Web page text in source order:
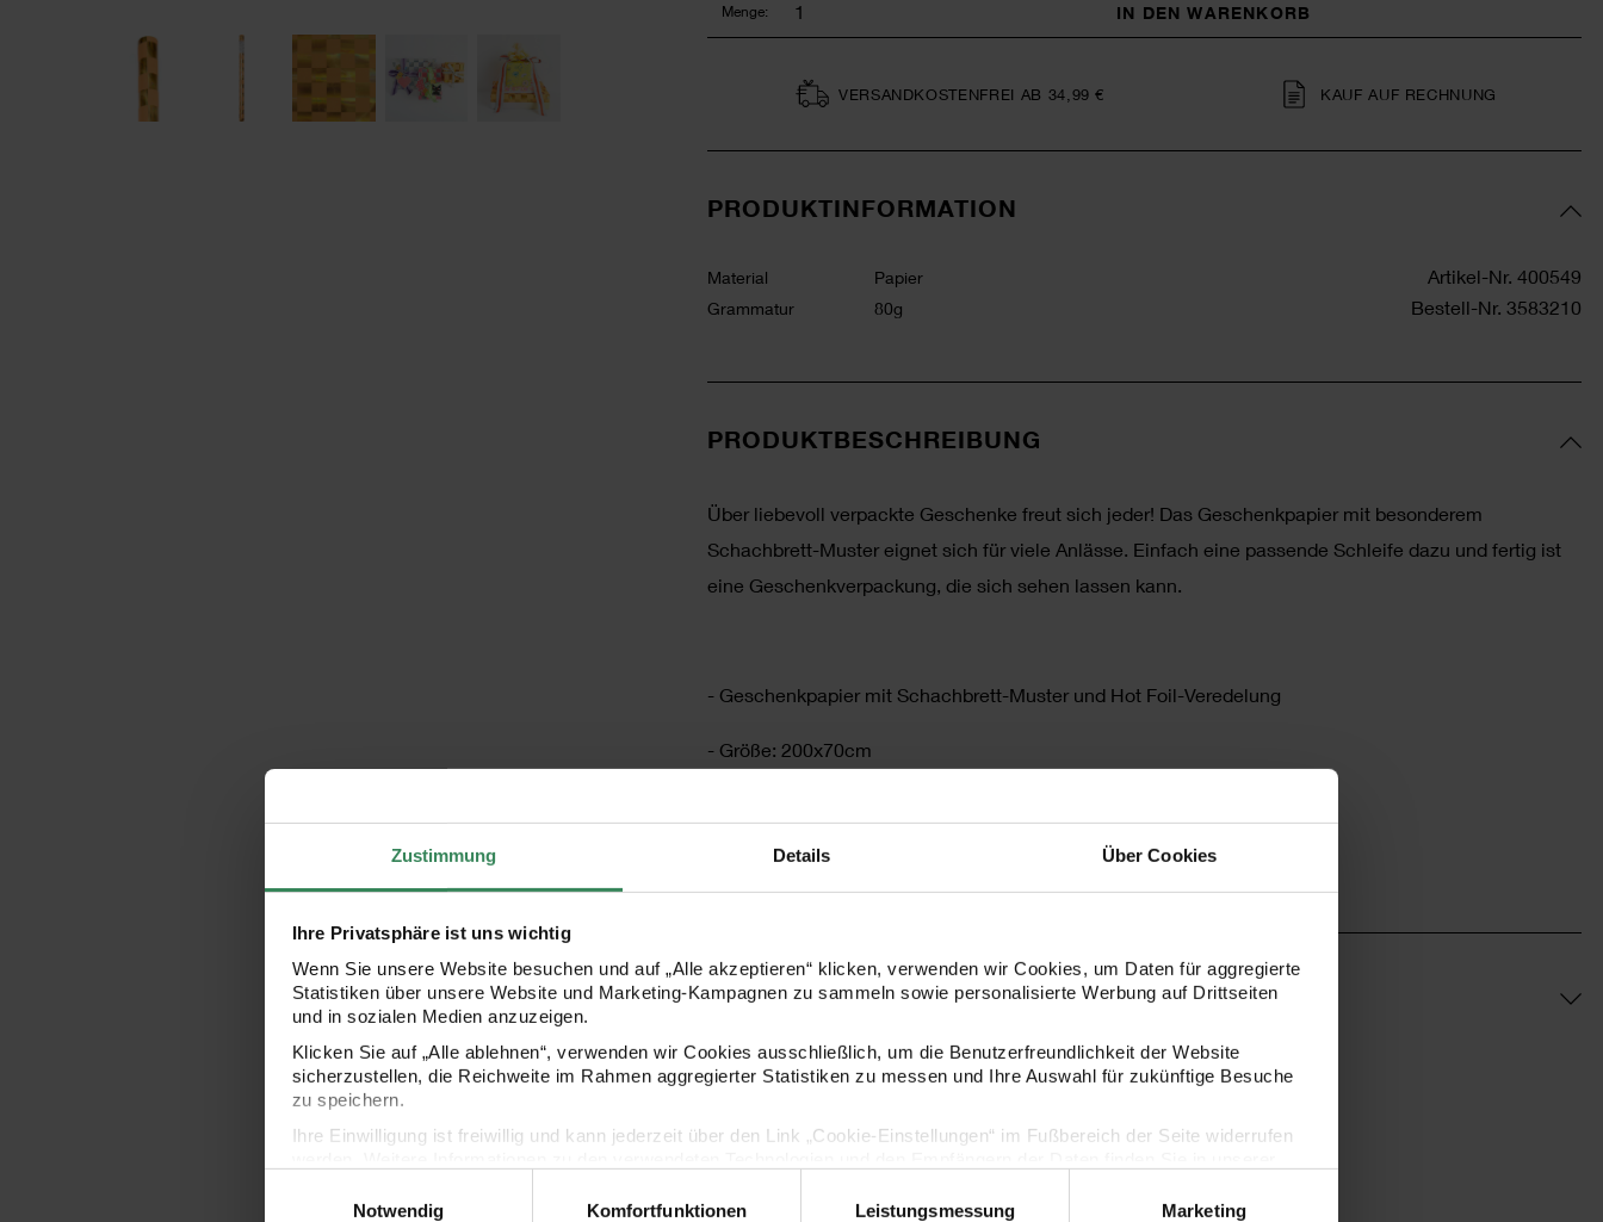
Zustimmung Details Über Cookies
Ihre Privatsphäre ist uns wichtig
Wenn Sie unsere Website besuchen und auf „Alle akzeptieren“ klicken, verwenden wir Cookies, um Daten für aggregierte
Statistiken über unsere Website und Marketing-Kampagnen zu sammeln sowie personalisierte Werbung auf Drittseiten
und in sozialen Medien anzuzeigen.
Klicken Sie auf „Alle ablehnen“, verwenden wir Cookies ausschließlich, um die Benutzerfreundlichkeit der Website
sicherzustellen, die Reichweite im Rahmen aggregierter Statistiken zu messen und Ihre Auswahl für zukünftige Besuche
zu speichern.
Ihre Einwilligung ist freiwillig und kann jederzeit über den Link „Cookie-Einstellungen“ im Fußbereich der Seite widerrufen
Notwendig
Komfortfunktionen Leistungsmessung Marketing
Menge: IN DEN WARENKORB
VERSAND­KOSTEN­FREI AB 34,99 € KAUF AUF RECHNUNG
PRODUKTINFORMATION
Material
Papier
Grammatur
80g
Artikel-Nr. 400549
Bestell-Nr. 3583210
PRODUKTBESCHREIBUNG
Über liebevoll verpackte Geschenke freut sich jeder! Das Geschenkpapier mit besonderem
Schachbrett-Muster eignet sich für viele Anlässe. Einfach eine passende Schleife dazu und fertig ist
eine Geschenkverpackung, die sich sehen lassen kann.
- Geschenkpapier mit Schachbrett-Muster und Hot Foil-Veredelung
- Größe: 200x70cm
- Design: Futschikato
HERSTELLER